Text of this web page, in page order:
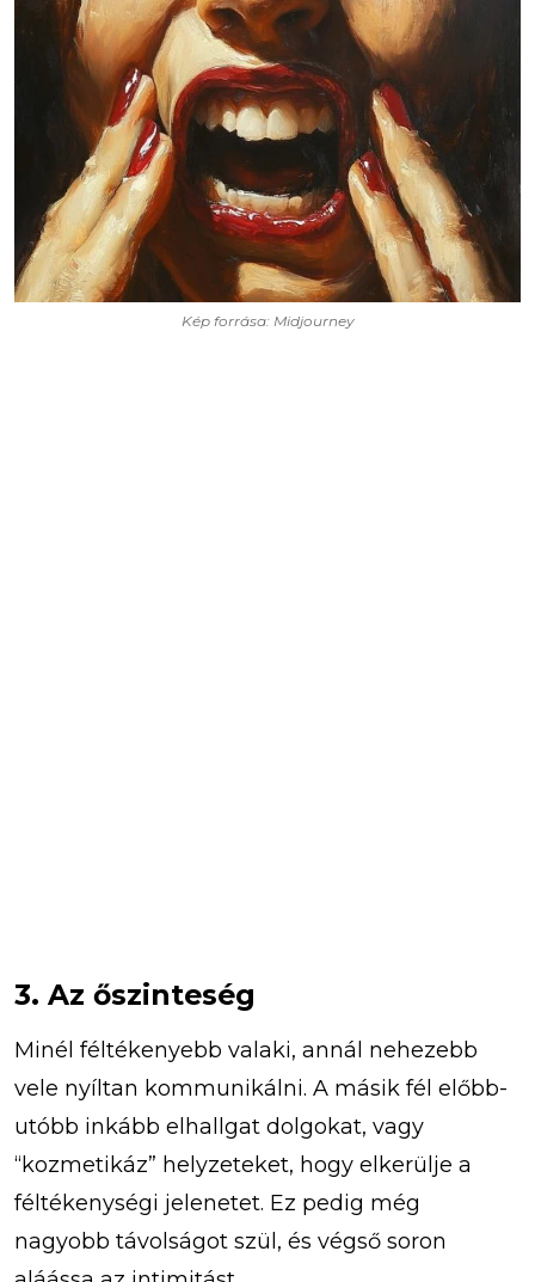
Kép forrása: Midjourney
3. Az őszinteség
Minél féltékenyebb valaki, annál nehezebb
vele nyíltan kommunikálni. A másik fél előbb-
utóbb inkább elhallgat dolgokat, vagy
“kozmetikáz” helyzeteket, hogy elkerülje a
féltékenységi jelenetet. Ez pedig még
nagyobb távolságot szül, és végső soron